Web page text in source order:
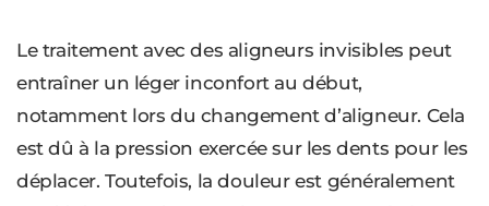
Le traitement avec des aligneurs invisibles peut
entraîner un léger inconfort au début,
notamment lors du changement d’aligneur. Cela
est dû à la pression exercée sur les dents pour les
déplacer. Toutefois, la douleur est généralement